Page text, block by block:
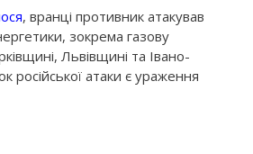
, вранці противник атакував
зокрема газову
Львівщині та Івано-
російської атаки є ураження